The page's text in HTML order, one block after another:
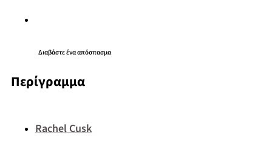
Διαβάστε ένα απόσπασμα
Περίγραμμα
Rachel Cusk